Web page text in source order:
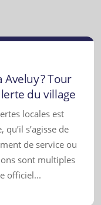
? Tour
du village
locales est
s’agisse de
de service ou
sont multiples
officiel...